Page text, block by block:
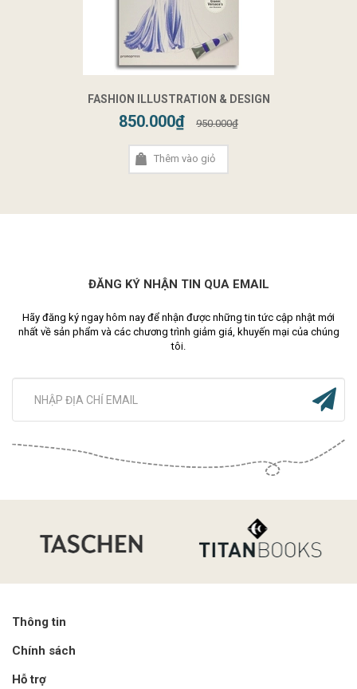
FASHION ILLUSTRATION & DESIGN
850.000₫ 950.000₫
Thêm vào giỏ
ĐĂNG KÝ NHẬN TIN QUA EMAIL
Hãy đăng ký ngay hôm nay để nhận được những tin tức cập nhật mới
nhất về sản phẩm và các chương trình giảm giá, khuyến mại của chúng
tôi.
Thông tin
Chính sách
Hỗ trợ